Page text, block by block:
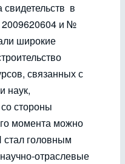
в
2009620604 и №
широкие
связанных с
наук,
стороны
момента можно
стал головным
отраслевые